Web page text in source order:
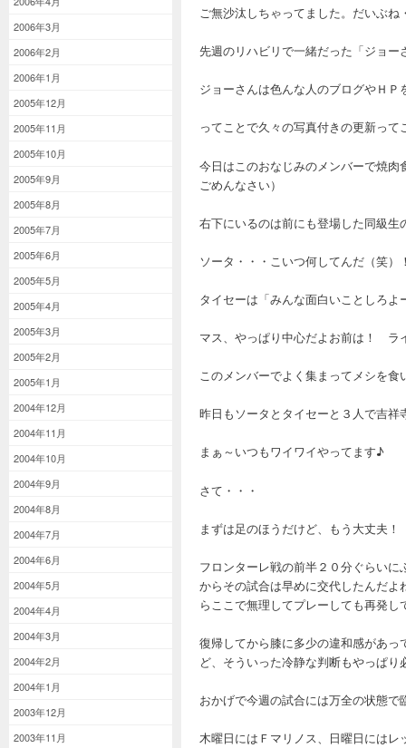
2006年3月
2006年2月
2006年1月
2005年12月
2005年11月
2005年10月
2005年9月
2005年8月
2005年7月
2005年6月
2005年5月
2005年4月
2005年3月
2005年2月
2005年1月
2004年12月
2004年11月
2004年10月
2004年9月
2004年8月
2004年7月
2004年6月
2004年5月
2004年4月
2004年3月
2004年2月
2004年1月
2003年12月
2003年11月
ご無沙汰しちゃってました。だいぶね
先週のリハビリで一緒だった「ジョ
ジョーさんは色んな人のブログやＨ
ってことで久々の写真付きの更新って
今日はこのおなじみのメンバーで焼
ごめんなさい）
右下にいるのは前にも登場した同級
ソータ・・・こいつ何してんだ（
タイセーは「みんな面白いことしろ
マス、やっぱり中心だよお前は！ ラ
このメンバーでよく集まってメシを
昨日もソータとタイセーと３人で吉
まぁ～いつもワイワイやってます♪
さて・・・
まずは足のほうだけど、もう大丈夫！
フロンターレ戦の前半２０分ぐらい
からその試合は早めに交代したんだ
らここで無理してプレーしても再発
復帰してから膝に多少の違和感があ
ど、そういった冷静な判断もやっぱり
おかげで今週の試合には万全の状態で
木曜日にはＦマリノス、日曜日にはレ